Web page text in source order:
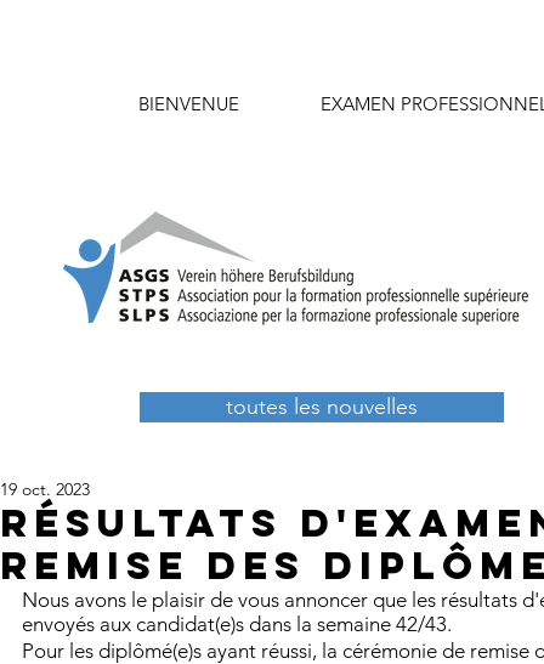
BIENVENUE EXAMEN
toutes les nouvelles
Résultats
remise des
19 oct. 2023
Nous avons le plaisir de vous annoncer que les résultats
envoyés aux candidat(e)s dans la semaine 42/43.
Pour les diplômé(e)s ayant réussi, la cérémonie de